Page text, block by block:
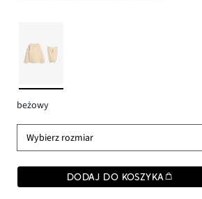
beżowy
Wybierz rozmiar
DODAJ DO KOSZYKA